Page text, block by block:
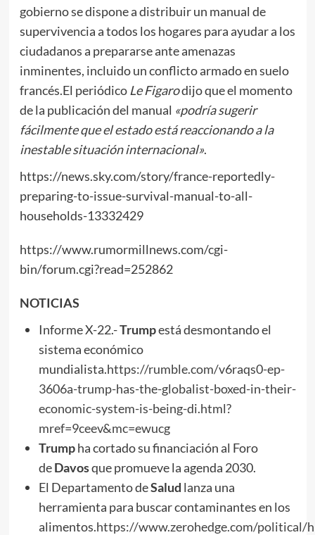
gobierno se dispone a distribuir un manual de
supervivencia a todos los hogares para ayudar a los
ciudadanos a prepararse ante amenazas
inminentes, incluido un conflicto armado en suelo
francés.El periódico Le Figarodijo que el momento
de la publicación del manual «podría sugerir
fácilmente que el estado está reaccionando a la
inestable situación internacional».
https://news.sky.com/story/france-reportedly-
preparing-to-issue-survival-manual-to-all-
households-13332429
https://www.rumormillnews.com/cgi-
bin/forum.cgi?read=252862
NOTICIAS
Informe X-22.-Trumpestá desmontando el
sistema económico
mundialista.https://rumble.com/v6raqs0-ep-
3606a-trump-has-the-globalist-boxed-in-their-
economic-system-is-being-di.html?
mref=9ceev&mc=ewucg
Trumpha cortado su financiación al Foro
deDavosque promueve la agenda 2030.
El Departamento deSalud lanza una
herramienta para buscar contaminantes en los
alimentos.https://www.zerohedge.com/political/